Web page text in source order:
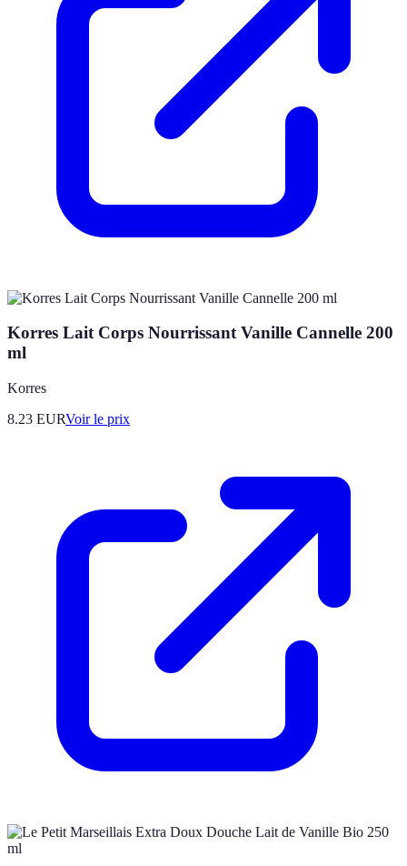
Korres Lait Corps Nourrissant Vanille Cannelle 200
ml
Korres
8.23 EURVoir le prix